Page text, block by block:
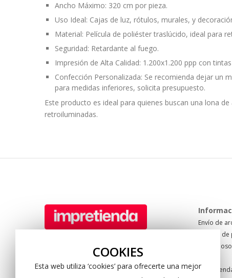
Ancho Máximo: 320 cm por pieza.
Uso Ideal: Cajas de luz, rótulos, murales, y
Material: Película de poliéster traslúcido, ideal para
Seguridad: Retardante al fuego.
Impresión de Alta Calidad: 1.200x1.200 ppp con
Confección Personalizada: Se recomienda dejar un
para medidas inferiores, solicita presupuesto.
Este producto es ideal para quienes buscan una lona
retroiluminadas.
COOKIES
Esta web utiliza ‘cookies’ para ofrecerte una mejor
Pol. Sector 20. C/ Mare Nostrum 67
04009 Almería. Spain
Envío de
Formas
Sobre